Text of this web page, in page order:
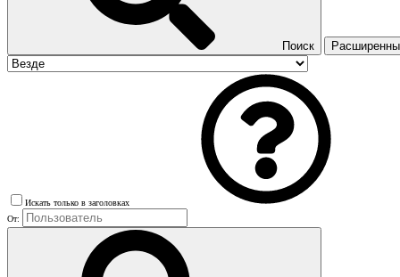
Поиск
Искать только в заголовках
От: